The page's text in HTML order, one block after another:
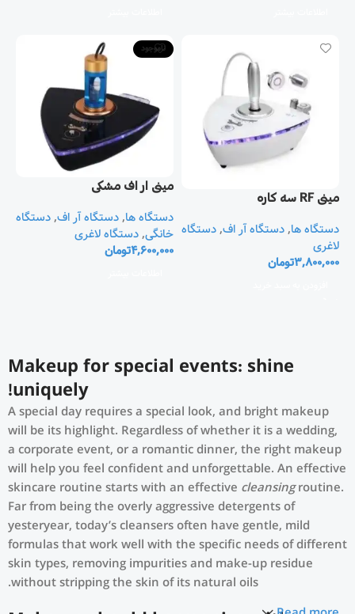
مينی RF سه کاره
دستگاه ها,دستگاه آر اف,دستگاه
لاغری
3,800,000تومان
ناموجود
مينی ار اف مشکی
دستگاه ها,دستگاه آر اف,دستگاه
خانگی,دستگاه لاغری
4,600,000تومان
Makeup for special events: shine
uniquely!
A special day requires a special look, and bright makeup
will be its highlight. Regardless of whether it is a wedding,
a corporate event, or a romantic dinner, the right makeup
will help you feel confident and unforgettable. An effective
skincare routine starts with an effective cleansingroutine.
Far from being the overly aggressive detergents of
yesteryear, today’s cleansers often have gentle, mild
formulas that work well with the specific needs of different
skin types, removing impurities and make-up residue
without stripping the skin of its natural oils.